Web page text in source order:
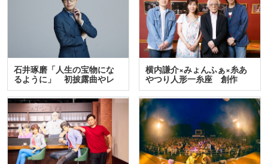
石井琢磨「人生の宝物にな
るように」 初披露曲やレ
ア…
横内謙介×みょんふぁ×糸あ
やつり人形一糸座 創作
人…